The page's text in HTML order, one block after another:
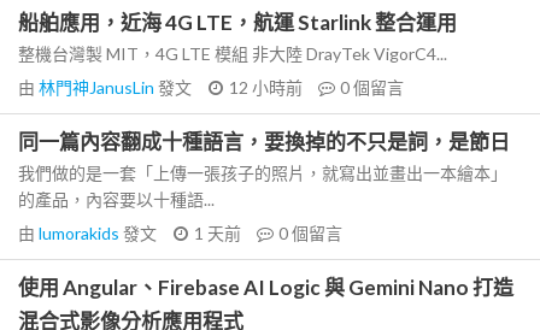
船舶應用，近海 4G LTE，航運 Starlink 整合運用
整機台灣製 MIT，4G LTE 模組 非大陸 DrayTek VigorC4...
由 林門神JanusLin 發文 12 小時前 0個留言
同一篇內容翻成十種語言，要換掉的不只是詞，是節日
我們做的是一套「上傳一張孩子的照片，就寫出並畫出一本繪本」
的產品，內容要以十種語...
由 lumorakids 發文 1 天前 0個留言
使用 Angular、Firebase AI Logic 與 Gemini Nano 打造
混合式影像分析應用程式